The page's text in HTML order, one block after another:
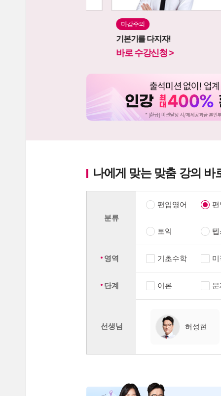
중간에 정리된 자
마감주의
기본기를 다지자!
바로 수강신청 >
나에게 맞는 맞춤 강의 바
분류
편입영어
토익
영역 기초수학
단계 이론
선생님 허성현